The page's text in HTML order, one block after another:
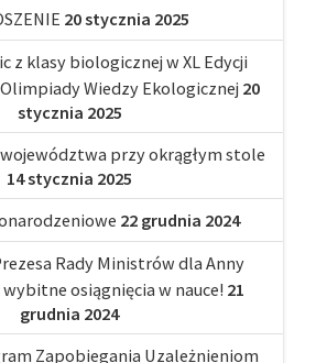
20 stycznia 2025
z klasy biologicznej w XL Edycji
Wiedzy Ekologicznej 20
stycznia 2025
przy okrągłym stole
14 stycznia 2025
22 grudnia 2024
Rady Ministrów dla Anny
osiągnięcia w nauce! 21
grudnia 2024
Zapobiegania Uzależnieniom